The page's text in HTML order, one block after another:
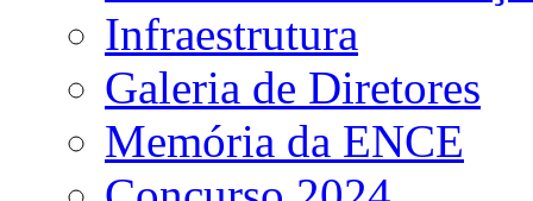
Infraestrutura
Galeria de Diretores
Memória da ENCE